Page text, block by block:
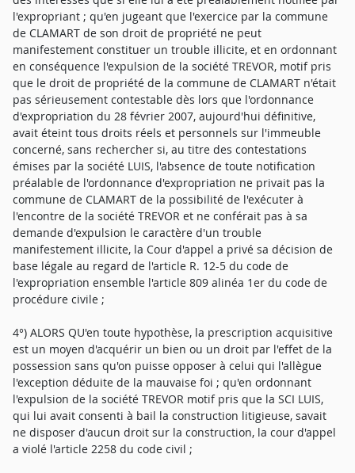
l'expropriant ; qu'en jugeant que l'exercice par la commune
de CLAMART de son droit de propriété ne peut
manifestement constituer un trouble illicite, et en ordonnant
en conséquence l'expulsion de la société TREVOR, motif pris
que le droit de propriété de la commune de CLAMART n'était
pas sérieusement contestable dès lors que l'ordonnance
d'expropriation du 28 février 2007, aujourd'hui définitive,
avait éteint tous droits réels et personnels sur l'immeuble
concerné, sans rechercher si, au titre des contestations
émises par la société LUIS, l'absence de toute notification
préalable de l'ordonnance d'expropriation ne privait pas la
commune de CLAMART de la possibilité de l'exécuter à
l'encontre de la société TREVOR et ne conférait pas à sa
demande d'expulsion le caractère d'un trouble
manifestement illicite, la Cour d'appel a privé sa décision de
base légale au regard de l'article R. 12-5 du code de
l'expropriation ensemble l'article 809 alinéa 1er du code de
procédure civile ;
4°) ALORS QU'en toute hypothèse, la prescription acquisitive
est un moyen d'acquérir un bien ou un droit par l'effet de la
possession sans qu'on puisse opposer à celui qui l'allègue
l'exception déduite de la mauvaise foi ; qu'en ordonnant
l'expulsion de la société TREVOR motif pris que la SCI LUIS,
qui lui avait consenti à bail la construction litigieuse, savait
ne disposer d'aucun droit sur la construction, la cour d'appel
a violé l'article 2258 du code civil ;